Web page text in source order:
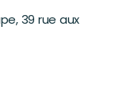
39 rue aux